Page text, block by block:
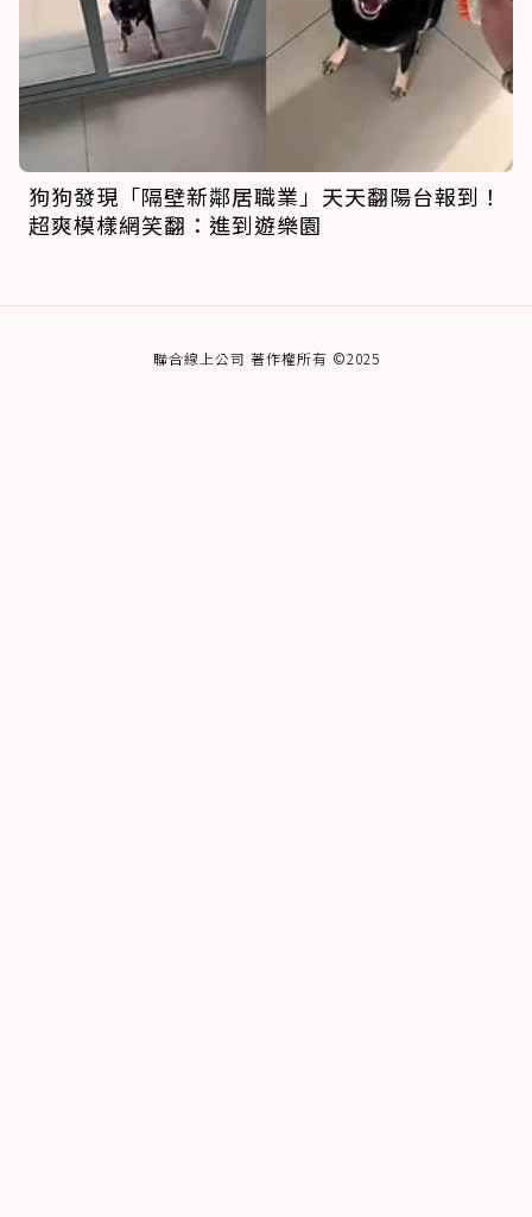
狗狗發現「隔壁新鄰居職業」天天翻陽台報到！
超爽模樣網笑翻：進到遊樂園
聯合線上公司 著作權所有 ©2025